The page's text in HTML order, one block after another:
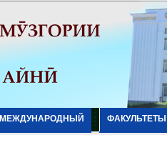
МЕЖДУНАРОДНЫЙ ФАКУЛЬТЕТЫ